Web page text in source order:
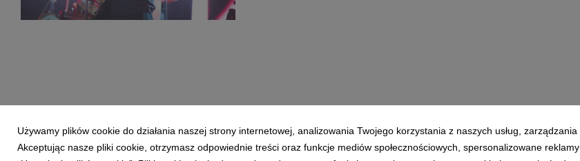
Używamy plików cookie do działania naszej strony internetowej, analizowania Twojego korzystania z naszych usług,
Akceptując nasze pliki cookie, otrzymasz odpowiednie treści oraz funkcje mediów społecznościowych, spersonalizowane